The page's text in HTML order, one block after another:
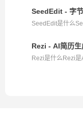
SeedEdit - 字
SeedEdit是什么
Rezi - AI简历生
Rezi是什么Rezi